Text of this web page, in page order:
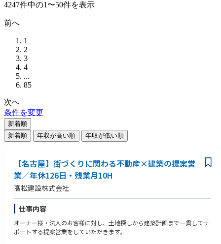
4247件中の1〜50件を表示
前へ
1
2
3
4
...
85
次へ
条件を変更
新着順
新着順
年収が高い順 年収が低い順
【名古屋】街づくりに関わる不動産×建築の提案営
業／年休126日・残業月10H
髙松建設株式会社
仕事内容
オーナー様・法人のお客様に対し、土地探しから建築計画まで一貫してサ
ポートする提案営業をしていただきます。